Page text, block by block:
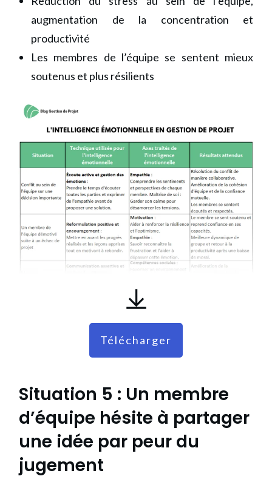
augmentation de la concentration et
productivité
Les membres de l’équipe se sentent mieux
soutenus et plus résilients
Télécharger
Situation 5 : Un membre
d’équipe hésite à partager
une idée par peur du
jugement